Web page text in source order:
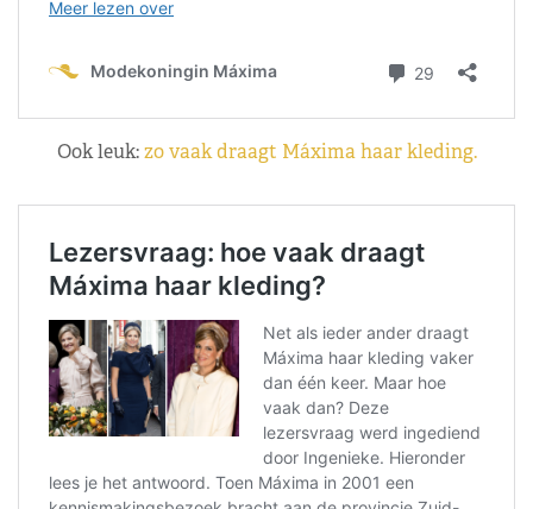
Ook leuk:zo vaak draagt Máxima haar kleding.